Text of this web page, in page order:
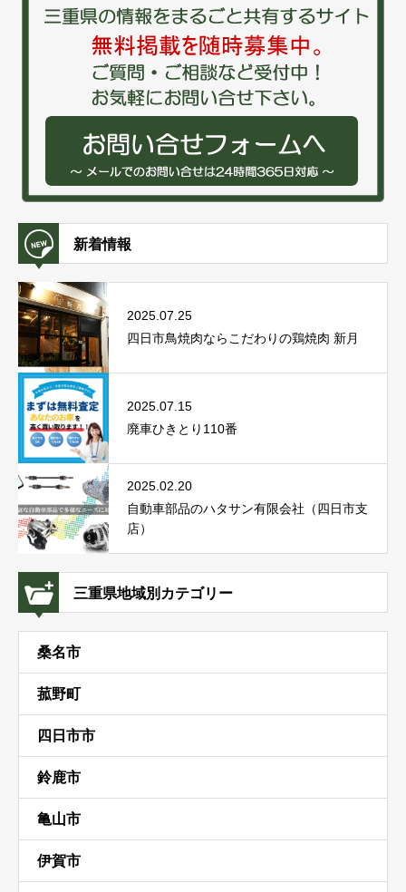
新着情報
2025.07.25
四日市鳥焼肉ならこだわりの鶏焼肉 新月
2025.07.15
廃車ひきとり110番
2025.02.20
自動車部品のハタサン有限会社（四日市支
店）
三重県地域別カテゴリー
桑名市
菰野町
四日市市
鈴鹿市
亀山市
伊賀市